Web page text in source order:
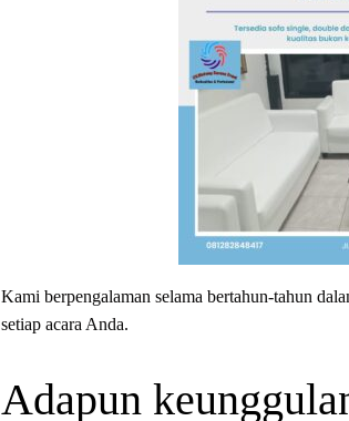
Kami berpengalaman selama bertahun-tahun
setiap acara Anda.
Adapun